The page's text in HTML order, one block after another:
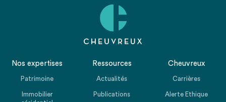
Nos expertises
Patrimoine
Immobilier
Ressources
Actualités
Publications
Cheuvreux
Carrières
Alerte Ethique